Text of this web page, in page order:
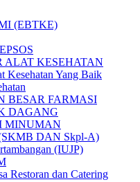
(EBTKE)
ALAT KESEHATAN
Kesehatan Yang Baik
BESAR FARMASI
DAGANG
MINUMAN
DAN Skpl-A)
(IUJP)
Restoran dan Catering